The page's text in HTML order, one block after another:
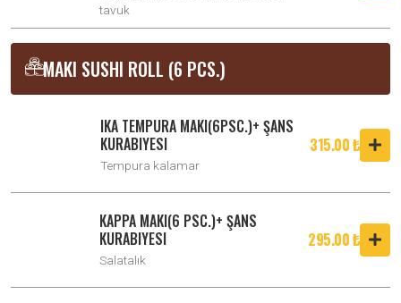
tavuk
MAKI SUSHI ROLL (6 PCS.)
IKA TEMPURA MAKI(6PSC.)+ ŞANS
KURABIYESI
Tempura kalamar
315.00 ₺
KAPPA MAKI(6 PSC.)+ ŞANS
KURABIYESI
Salatalık
295.00 ₺